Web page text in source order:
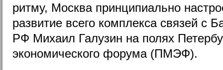
ритму, Москва принципиально
развитие всего комплекса связей с
РФ Михаил Галузин на полях
экономического форума (ПМЭФ).